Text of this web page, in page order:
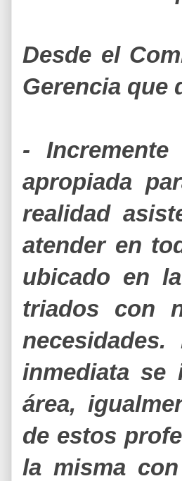
Desde el
Gerencia que
-
apropiada
realidad
atender en
ubicado en
triados con
inmediata se
área,
de estos
la misma